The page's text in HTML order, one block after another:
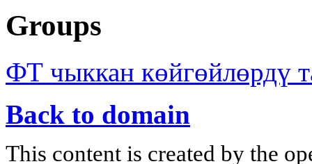
Groups
ФТ чыккан көйгөйлөрдү
Back to domain
This content is created by the